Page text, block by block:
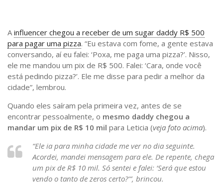
Ainfluencer chegou a receber de um sugar daddy R$ 500
para pagar uma pizza. “Eu estava com fome, a gente estava
conversando, aí eu falei: ‘Poxa, me paga uma pizza?’. Nisso,
ele me mandou um pix de R$ 500. Falei: ‘Cara, onde você
está pedindo pizza?’. Ele me disse para pedir a melhor da
cidade”, lembrou.
Quando eles saíram pela primeira vez, antes de se
encontrar pessoalmente, o mesmo daddy chegou a
mandar um pix de R$ 10 mil para Leticia (veja foto acima).
“Ele ia para minha cidade me ver no dia seguinte.
Acordei, mandei mensagem para ele. De repente, chega
um pix de R$ 10 mil. Só sentei e falei: ‘Será que estou
vendo o tanto de zeros certo?'”, brincou.